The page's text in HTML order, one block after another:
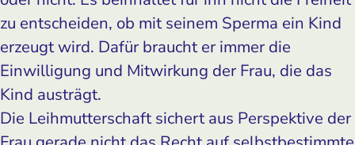
zu entscheiden, ob mit seinem Sperma ein Kind
erzeugt wird. Dafür braucht er immer die
Einwilligung und Mitwirkung der Frau, die das
Kind austrägt.
Die Leihmutterschaft sichert aus Perspektive der